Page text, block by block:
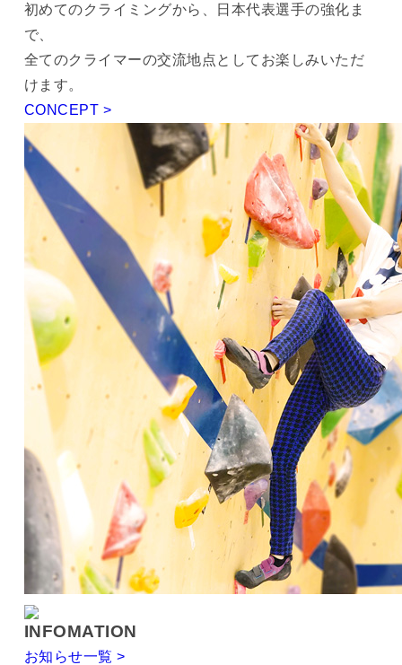
初めてのクライミングから、日本代表選手の強化ま
で、
全てのクライマーの交流地点としてお楽しみいただ
けます。
CONCEPT >
INFOMATION
お知らせ一覧 >